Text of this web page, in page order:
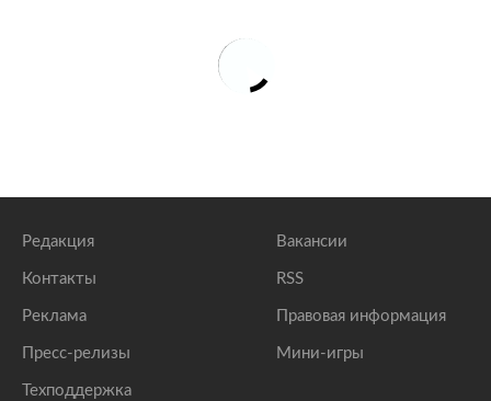
Редакция
Контакты
Реклама
Пресс-релизы
Техподдержка
Вакансии
RSS
Правовая информация
Мини-игры